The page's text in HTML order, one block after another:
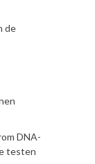
de
DNA-
testen